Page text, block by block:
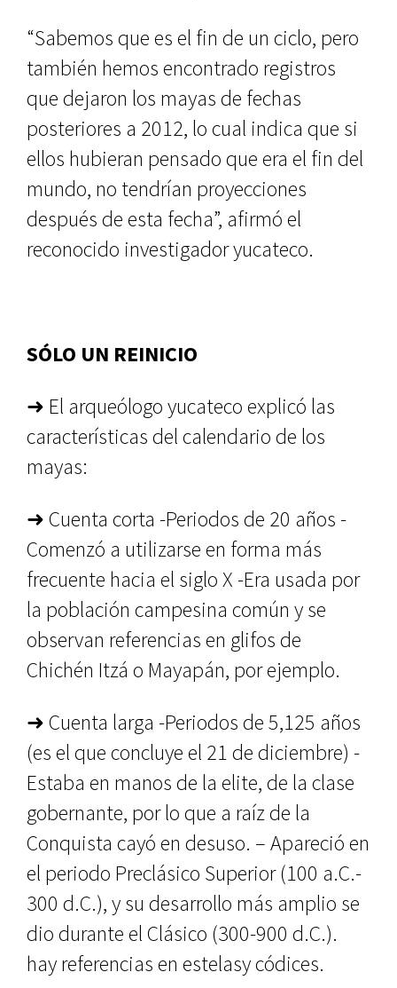
“Sabemos que es el fin de un ciclo, pero
también hemos encontrado re­gistros
que dejaron los mayas de fe­chas
posteriores a 2012, lo cual indica que si
ellos hubieran pensado que era el fin del
mundo, no tendrían proyec­ciones
después de esta fecha”, afirmó el
reconocido investigador yucateco.
SÓLO UN REINICIO
➜ El arqueólogo yucateco explicó las
características del calendario de los
mayas:
➜ Cuenta corta -Periodos de 20 años -
Comenzó a utilizarse en forma más
frecuente hacia el siglo X -Era usada por
la población campe­sina común y se
observan refe­rencias en glifos de
Chichén Itzá o Mayapán, por ejemplo.
➜ Cuenta larga -Periodos de 5,125 años
(es el que concluye el 21 de diciembre) -
Estaba en manos de la elite, de la clase
gobernante, por lo que a raíz de la
Conquista cayó en desuso. – Apareció en
el periodo Preclásico Superior (100 a.C.-
300 d.C.), y su de­sarrollo más amplio se
dio durante el Clásico (300-900 d.C.).
hay refe­rencias en estelasy códices.